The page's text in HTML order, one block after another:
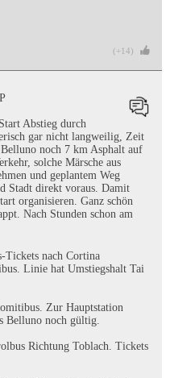
(+14)
Abstieg durch
gar nicht langweilig, Zeit
noch 7 km Asphalt auf
solche Märsche aus
und geplantem Weg
Stadt direkt voraus. Damit
organisieren. Ganz schön
Nach Stunden schon am
Tickets nach Cortina
Linie hat Umstiegshalt Tai
Zur Hauptstation
Belluno noch gültig.
Richtung Toblach. Tickets